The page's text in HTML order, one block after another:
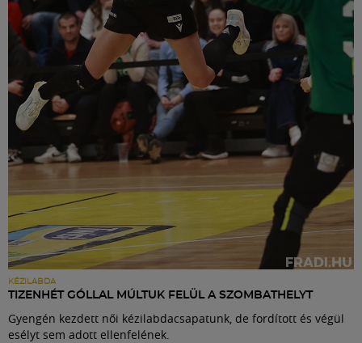
KÉZILABDA
TIZENHÉT GÓLLAL MÚLTUK FELÜL A SZOMBATHELYT
Gyengén kezdett női kézilabdacsapatunk, de fordított és végül
esélyt sem adott ellenfelének.